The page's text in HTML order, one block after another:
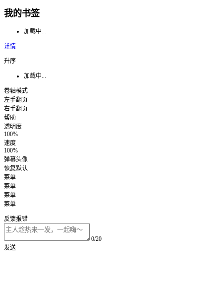
我的书签
加载中...
详情
升序
加载中...
卷轴模式
左手翻页
右手翻页
帮助
透明度
100%
速度
100%
弹幕头像
恢复默认
菜单
菜单
菜单
菜单
反馈报错
0/20
发送